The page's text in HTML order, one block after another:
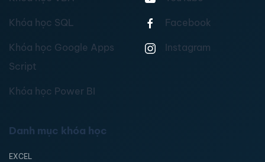
Khóa học SQL
Khóa học Google Apps
Script
Khóa học Power BI
Facebook
Instagram
Danh mục khóa học
EXCEL